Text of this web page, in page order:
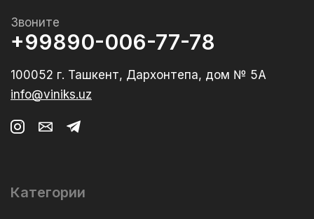
Звоните
+99890-006-77-78
100052 г. Ташкент, Дархонтепа, дом № 5А
info@viniks.uz
Категории